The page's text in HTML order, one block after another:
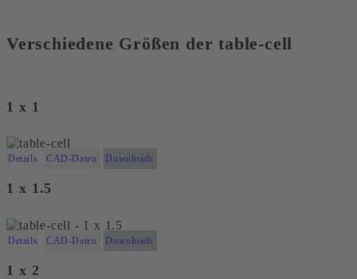
Verschiedene Größen der table-cell
1 x 1
Details CAD-Daten Downloads
1 x 1.5
Details CAD-Daten Downloads
1 x 2